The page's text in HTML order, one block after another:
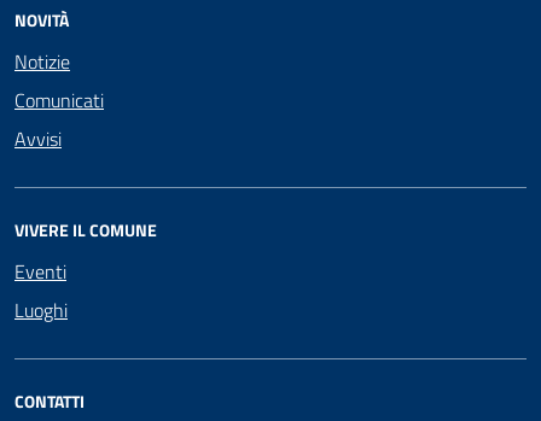
NOVITÀ
Notizie
Comunicati
Avvisi
VIVERE IL COMUNE
Eventi
Luoghi
CONTATTI